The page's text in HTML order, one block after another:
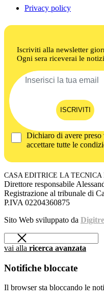
Privacy policy
Iscriviti alla newsletter
Ogni sera riceverai le
ISCRIVITI
Dichiaro di avere preso
accettare tutte le
CASA EDITRICE LA
Direttore responsabile
Registrazione al tribunale di
P.IVA 02204360875
Sito Web sviluppato da
vai alla ricerca avanzata
Notifiche bloccate
Il browser sta bloccando le